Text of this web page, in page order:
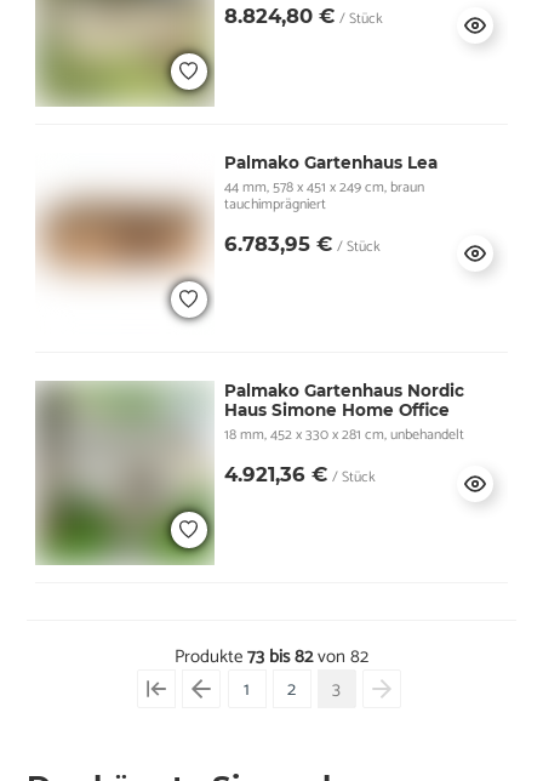
8.824,80 € / Stück
Palmako Gartenhaus Lea
44 mm, 578 x 451 x 249 cm, braun
tauchimprägniert
6.783,95 € / Stück
Palmako Gartenhaus Nordic
Haus Simone Home Office
18 mm, 452 x 330 x 281 cm, unbehandelt
4.921,36 € / Stück
Produkte73 bis 82von 82
1
2 3